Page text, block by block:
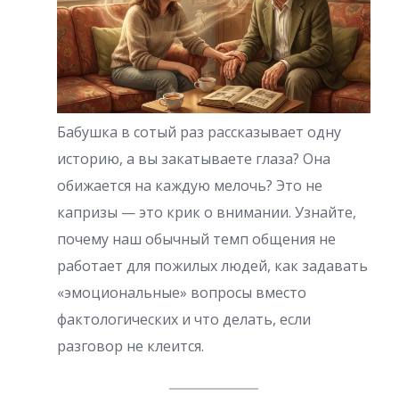
Бабушка в сотый раз рассказывает одну
историю, а вы закатываете глаза? Она
обижается на каждую мелочь? Это не
капризы — это крик о внимании. Узнайте,
почему наш обычный темп общения не
работает для пожилых людей, как задавать
«эмоциональные» вопросы вместо
фактологических и что делать, если
разговор не клеится.